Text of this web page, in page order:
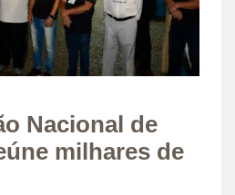
Nacional de
milhares de